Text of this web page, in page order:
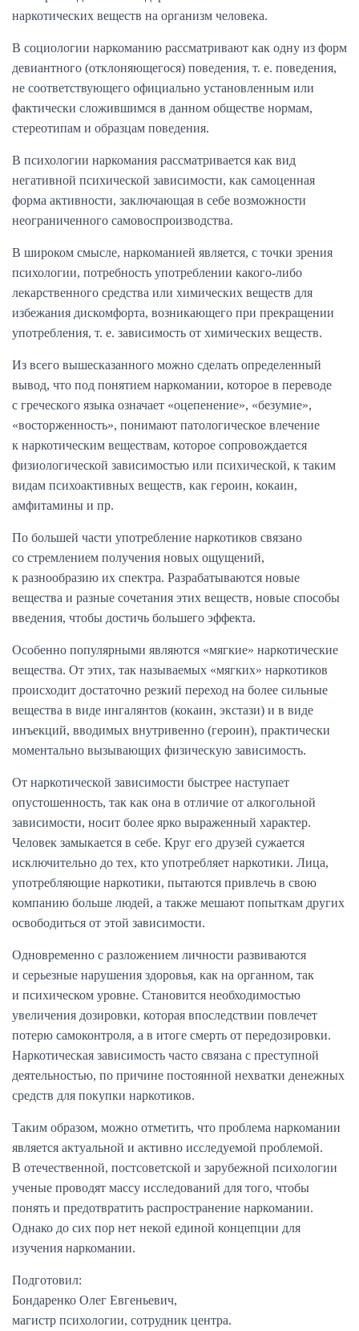
наркотических веществ на организм человека.
В социологии наркоманию рассматривают как одну из форм
девиантного (отклоняющегося) поведения, т. е. поведения,
не соответствующего официально установленным или
фактически сложившимся в данном обществе нормам,
стереотипам и образцам поведения.
В психологии наркомания рассматривается как вид
негативной психической зависимости, как самоценная
форма активности, заключающая в себе возможности
неограниченного самовоспроизводства.
В широком смысле, наркоманией является, с точки зрения
психологии, потребность употреблении какого-либо
лекарственного средства или химических веществ для
избежания дискомфорта, возникающего при прекращении
употребления, т. е. зависимость от химических веществ.
Из всего вышесказанного можно сделать определенный
вывод, что под понятием наркомании, которое в переводе
с греческого языка означает «оцепенение», «безумие»,
«восторженность», понимают патологическое влечение
к наркотическим веществам, которое сопровождается
физиологической зависимостью или психической, к таким
видам психоактивных веществ, как героин, кокаин,
амфитамины и пр.
По большей части употребление наркотиков связано
со стремлением получения новых ощущений,
к разнообразию их спектра. Разрабатываются новые
вещества и разные сочетания этих веществ, новые способы
введения, чтобы достичь большего эффекта.
Особенно популярными являются «мягкие» наркотические
вещества. От этих, так называемых «мягких» наркотиков
происходит достаточно резкий переход на более сильные
вещества в виде ингалянтов (кокаин, экстази) и в виде
инъекций, вводимых внутривенно (героин), практически
моментально вызывающих физическую зависимость.
От наркотической зависимости быстрее наступает
опустошенность, так как она в отличие от алкогольной
зависимости, носит более ярко выраженный характер.
Человек замыкается в себе. Круг его друзей сужается
исключительно до тех, кто употребляет наркотики. Лица,
употребляющие наркотики, пытаются привлечь в свою
компанию больше людей, а также мешают попыткам других
освободиться от этой зависимости.
Одновременно с разложением личности развиваются
и серьезные нарушения здоровья, как на органном, так
и психическом уровне. Становится необходимостью
увеличения дозировки, которая впоследствии повлечет
потерю самоконтроля, а в итоге смерть от передозировки.
Наркотическая зависимость часто связана с преступной
деятельностью, по причине постоянной нехватки денежных
средств для покупки наркотиков.
Таким образом, можно отметить, что проблема наркомании
является актуальной и активно исследуемой проблемой.
В отечественной, постсоветской и зарубежной психологии
ученые проводят массу исследований для того, чтобы
понять и предотвратить распространение наркомании.
Однако до сих пор нет некой единой концепции для
изучения наркомании.
Подготовил:
Бондаренко Олег Евгеньевич,
магистр психологии, сотрудник центра.